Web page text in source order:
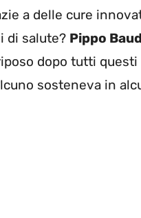
a delle cure
di salute? Pippo
dopo tutti questi
sosteneva in